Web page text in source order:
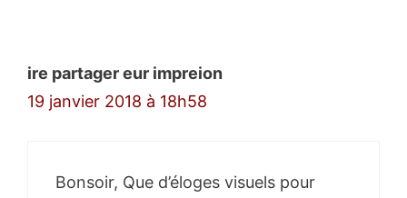
ire partager eur impreion
19 janvier 2018 à 18h58
Bonsoir, Que d’éloges visuels pour